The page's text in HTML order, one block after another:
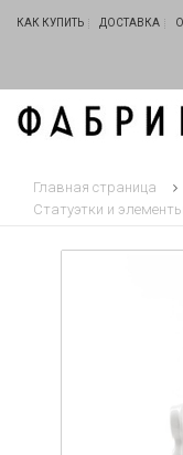
КАК КУПИТЬ ДОСТАВКА
Главная страница
Статуэтки и